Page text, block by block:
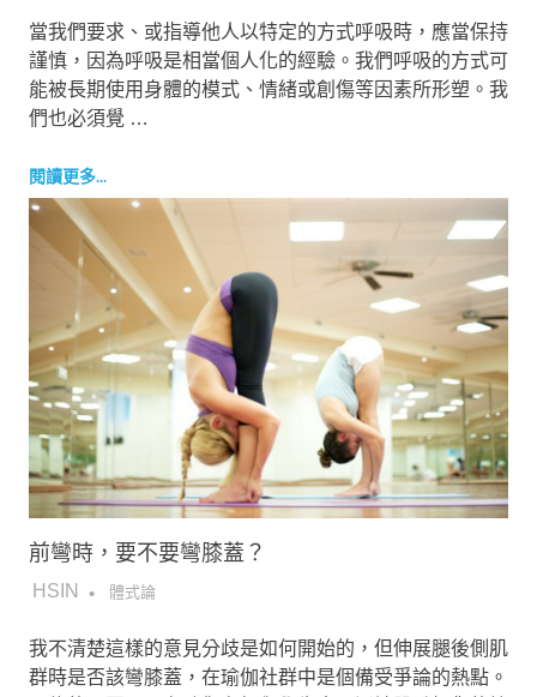
當我們要求、或指導他人以特定的方式呼吸時，應當保持
謹慎，因為呼吸是相當個人化的經驗。我們呼吸的方式可
能被長期使用身體的模式、情緒或創傷等因素所形塑。我
們也必須覺 …
閱讀更多...
前彎時，要不要彎膝蓋？
2018-12-28
HSIN 體式論
我不清楚這樣的意見分歧是如何開始的，但伸展腿後側肌
群時是否該彎膝蓋，在瑜伽社群中是個備受爭論的熱點。